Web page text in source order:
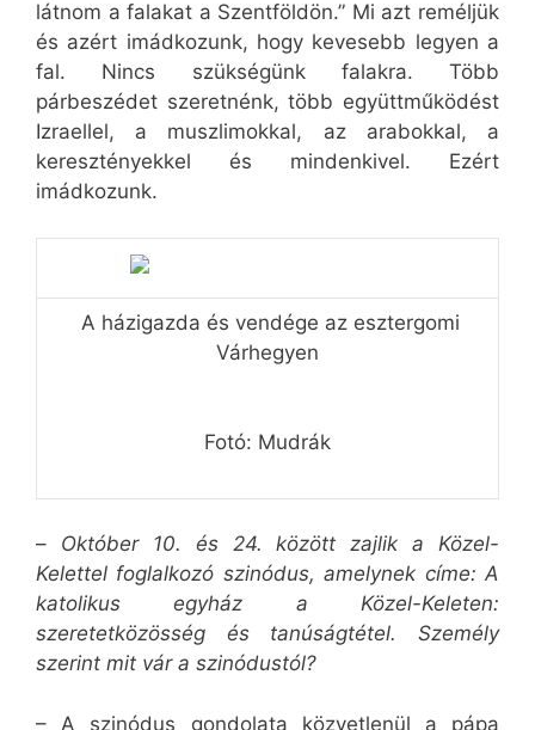
látnom a falakat a Szentföldön.” Mi azt reméljük
és azért imádkozunk, hogy kevesebb legyen a
fal. Nincs szükségünk falakra. Több
párbeszédet szeretnénk, több együttműködést
Izraellel, a muszlimokkal, az arabokkal, a
keresztényekkel és mindenkivel. Ezért
imádkozunk.
A házigazda és vendége az esztergomi
Várhegyen
Fotó: Mudrák
– Október 10. és 24. között zajlik a Közel-
Kelettel foglalkozó szinódus, amelynek címe: A
katolikus egyház a Közel-Keleten:
szeretetközösség és tanúságtétel. Személy
szerint mit vár a szinódustól?
– A szinódus gondolata közvetlenül a pápa